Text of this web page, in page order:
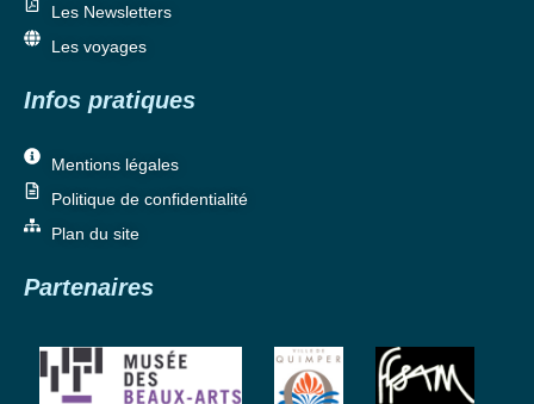
Les Newsletters
Les voyages
Infos pratiques
Mentions légales
Politique de confidentialité
Plan du site
Partenaires